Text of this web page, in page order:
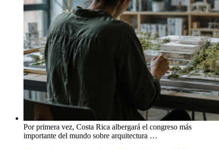
Por primera vez, Costa Rica albergará el congreso más
importante del mundo sobre arquitectura …